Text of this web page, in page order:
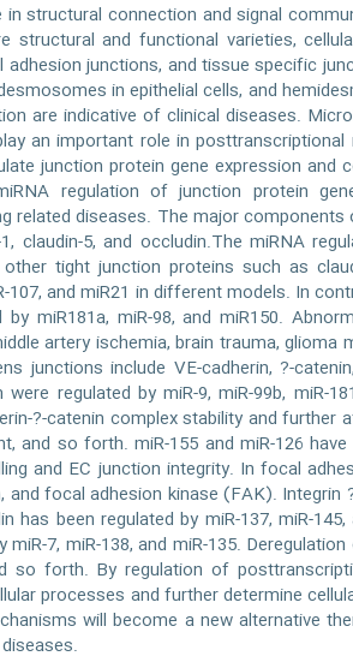
structural connection and signal
structural and functional varieties,
junctions, and tissue specific
in epithelial cells, and
are indicative of clinical diseases.
an important role in
junction protein gene expression and
regulation of junction protein
related diseases. The major
claudin-5, and occludin.The miRNA
tight junction proteins such as
107, and miR21 in different models. In
miR181a, miR-98, and miR150.
artery ischemia, brain trauma, glioma
junctions include VE-cadherin, ?-
were regulated by miR-9, miR-99b, miR-
?-catenin complex stability and further
and so forth. miR-155 and miR-126
and EC junction integrity. In focal
and focal adhesion kinase (FAK). Integrin
has been regulated by miR-137, miR-
7, miR-138, and miR-135.
so forth. By regulation of
processes and further determine
will become a new alternative